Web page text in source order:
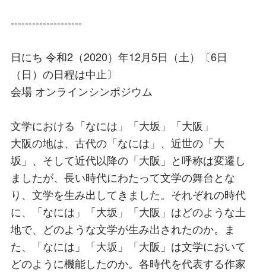
--------------------
日にち 令和2（2020）年12月5日（土）〔6日
（日）の日程は中止〕
会場 オンラインシンポジウム
文学における「なには」「大坂」「大阪」
大阪の地は、古代の「なには」、近世の「大
坂」、そして近代以降の「大阪」と呼称は変遷し
ましたが、長い時代にわたって文学の舞台とな
り、文学を生み出してきました。それぞれの時代
に、「なには」「大坂」「大阪」はどのような土
地で、どのような文学が生み出されたのか。ま
た、「なには」「大坂」「大阪」は文学において
どのように機能したのか。各時代を代表する作家